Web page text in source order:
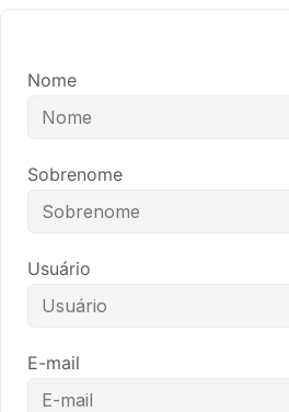
Nome
Sobrenome
Usuário
E-mail